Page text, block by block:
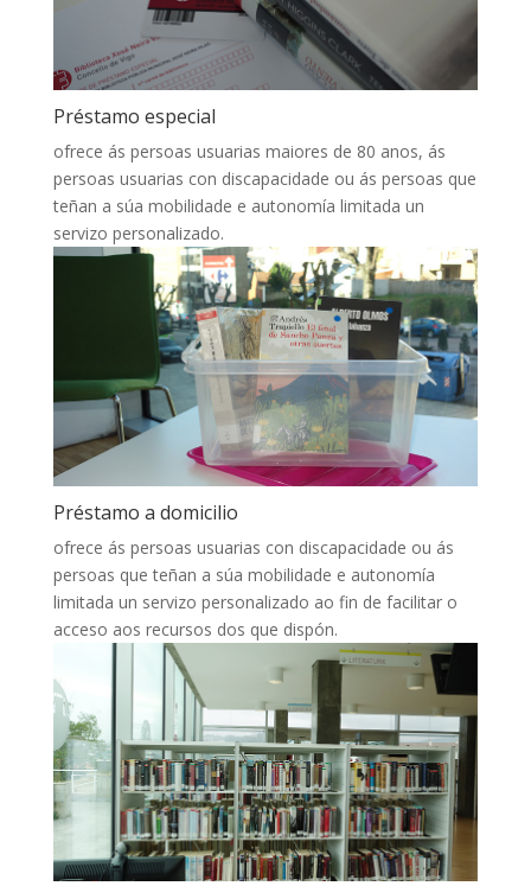
Préstamo especial
ofrece ás persoas usuarias maiores de 80 anos, ás
persoas usuarias con discapacidade ou ás persoas que
teñan a súa mobilidade e autonomía limitada un
servizo personalizado.
Préstamo a domicilio
ofrece ás persoas usuarias con discapacidade ou ás
persoas que teñan a súa mobilidade e autonomía
limitada un servizo personalizado ao fin de facilitar o
acceso aos recursos dos que dispón.